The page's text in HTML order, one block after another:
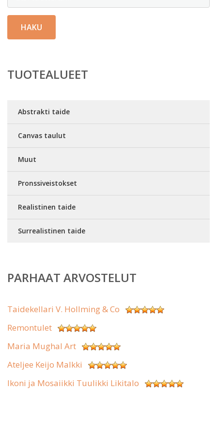
HAKU
TUOTEALUEET
Abstrakti taide
Canvas taulut
Muut
Pronssiveistokset
Realistinen taide
Surrealistinen taide
PARHAAT ARVOSTELUT
Taidekellari V. Hollming & Co
Remontulet
Maria Mughal Art
Ateljee Keijo Malkki
Ikoni ja Mosaiikki Tuulikki Likitalo